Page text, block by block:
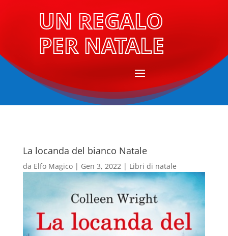
UN REGALO
PER NATALE
La locanda del bianco Natale
da Elfo Magico| Gen 3, 2022| Libri di natale